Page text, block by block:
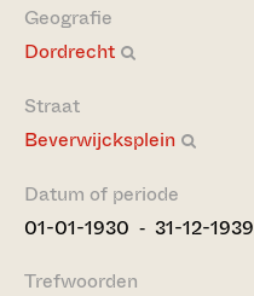
Geografie
Dordrecht
Straat
Beverwijcksplein
Datum of periode
01-01-1930 ‐ 31-12-1939
Trefwoorden